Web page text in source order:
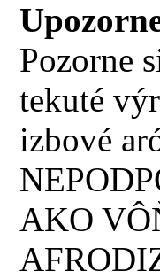
Pozorne
tekuté
izbové
AKO